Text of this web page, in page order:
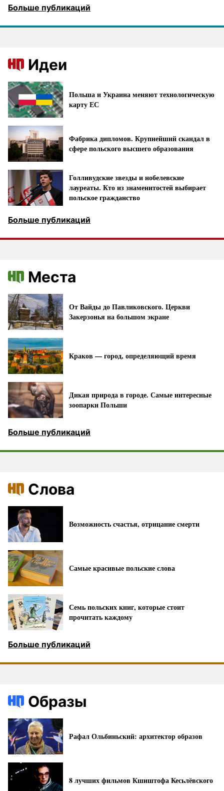
Больше публикаций
Идеи
Польша и Украина меняют технологическую
карту ЕС
Фабрика дипломов. Крупнейший скандал в
сфере польского высшего образования
Голливудские звезды и нобелевские
лауреаты. Кто из знаменитостей выбирает
польское гражданство
Больше публикаций
Места
От Вайды до Павликовского. Церкви
Закерзонья на большом экране
Краков — город, определяющий время
Дикая природа в городе. Самые интересные
зоопарки Польши
Больше публикаций
Слова
Возможность счастья, отрицание смерти
Самые красивые польские слова
Семь польских книг, которые стоит
прочитать каждому
Больше публикаций
Образы
Рафал Ольбиньский: архитектор образов
8 лучших фильмов Кшиштофа Кесьлёвского